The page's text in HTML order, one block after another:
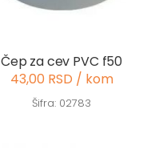
Čep za cev PVC f50
43,00 RSD / kom
Šifra: 02783